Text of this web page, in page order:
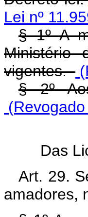
Lei nº
§ 1º A
Ministério
vigentes.
§ 2º
Das
Art. 29.
amadores,